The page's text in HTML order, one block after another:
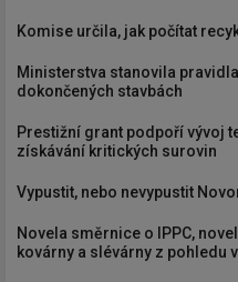
Komise určila, jak počítat
Ministerstva stanovila
dokončených stavbách
Prestižní grant podpoří vývoj
získávání kritických surovin
Vypustit, nebo nevypustit
Novela směrnice o IPPC,
kovárny a slévárny z pohledu